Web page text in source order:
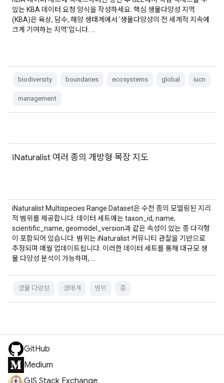
있는 KBA 데이터 요청 양식을 작성하세요. 핵심 생물다양성 지역
(KBA)은 육상, 담수, 해양 생태계에서 '생물다양성의 전 세계적 지속에
크게 기여하는 지역'입니다. …
biodiversity boundaries ecosystems global iucn
management
iNaturalist 여러 종의 개방형 목장 지도
iNaturalist Multispecies Range Dataset은 수천 종의 모델링된 지리
적 범위를 제공합니다. 데이터 세트에는 taxon_id, name,
scientific_name, geomodel_version과 같은 속성이 있는 종 다각형
이 포함되어 있습니다. 범위는 iNaturalist 커뮤니티 관찰을 기반으로
추정되며 매월 업데이트됩니다. 이러한 데이터 세트를 통해 대규모 생
물 다양성 분석이 가능하며, …
생물 다양성 생태계 범위 종
GitHub
Medium
GIS Stack Exchange